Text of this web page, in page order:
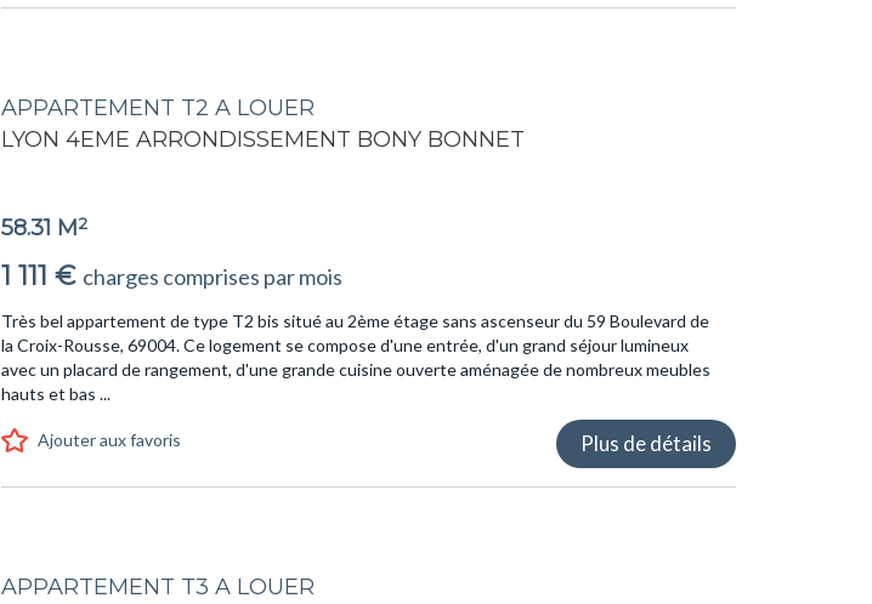
APPARTEMENT T2 A LOUER
LYON 4EME ARRONDISSEMENT BONY BONNET
58.31 M2
1 111 € charges comprises par mois
Très bel appartement de type T2 bis situé au 2ème étage sans ascenseur du 59 Boulevard de
la Croix-Rousse, 69004. Ce logement se compose d'une entrée, d'un grand séjour lumineux
avec un placard de rangement, d'une grande cuisine ouverte aménagée de nombreux meubles
hauts et bas ...
Ajouter aux favoris Plus de détails
APPARTEMENT T3 A LOUER